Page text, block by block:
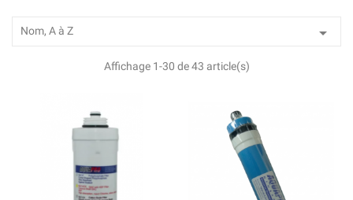
Nom, A à Z 
Affichage 1-30 de 43 article(s)